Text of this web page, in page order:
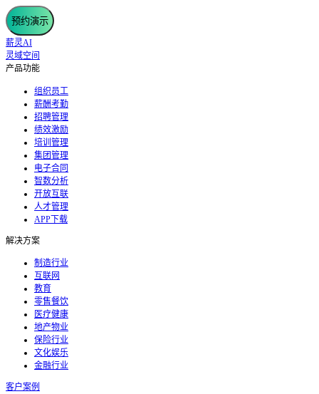
预约演示
薪灵AI
灵域空间
产品功能
组织员工
薪酬考勤
招聘管理
绩效激励
培训管理
集团管理
电子合同
智数分析
开放互联
人才管理
APP下载
解决方案
制造行业
互联网
教育
零售餐饮
医疗健康
地产物业
保险行业
文化娱乐
金融行业
客户案例